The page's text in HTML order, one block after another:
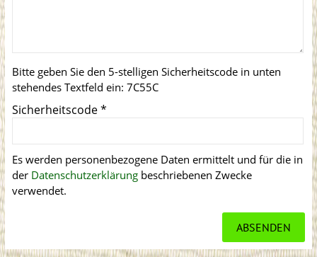
Bitte geben Sie den 5-stelligen Sicherheitscode in unten
stehendes Textfeld ein: 7C55C
Sicherheitscode*
Es werden personenbezogene Daten ermittelt und für die in
der Datenschutzerklärungbeschriebenen Zwecke
verwendet.